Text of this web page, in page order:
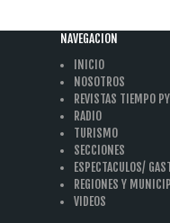
NAVEGACION
INICIO
NOSOTROS
REVISTAS TIEMPO
RADIO
TURISMO
SECCIONES
ESPECTACULOS/
REGIONES Y
VIDEOS